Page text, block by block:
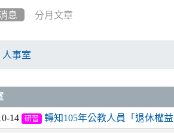
息 分月文章
人事室
表
14 研習 轉知105年公教人員「退休權